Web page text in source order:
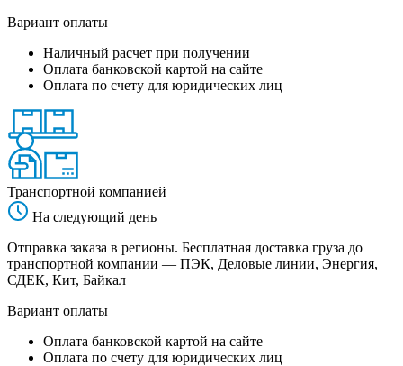
Вариант оплаты
Наличный расчет при получении
Оплата банковской картой на сайте
Оплата по счету для юридических лиц
Транспортной компанией
На следующий день
Отправка заказа в регионы. Бесплатная доставка груза до
транспортной компании — ПЭК, Деловые линии, Энергия,
СДЕК, Кит, Байкал
Вариант оплаты
Оплата банковской картой на сайте
Оплата по счету для юридических лиц